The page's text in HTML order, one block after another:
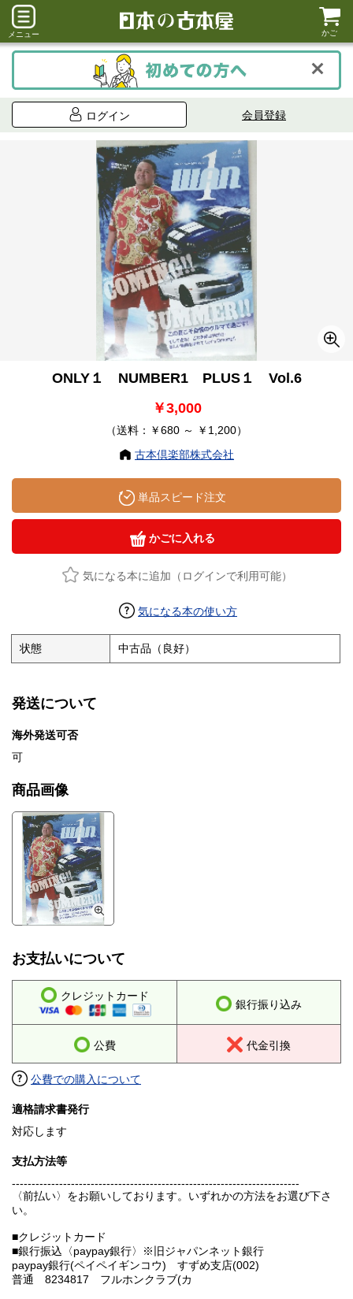
メニュー かご
ログイン 会員登録
ONLY１ NUMBER1 PLUS１ Vol.6
￥3,000
（送料：￥680 ～ ￥1,200）
古本倶楽部株式会社
単品スピード注文
かごに入れる
気になる本に追加（ログインで利用可能）
気になる本の使い方
状態 中古品（良好）
発送について
海外発送可否
可
商品画像
お支払いについて
クレジットカード
銀行振り込み
公費 代金引換
公費での購入について
適格請求書発行
対応します
支払方法等
-------------------------------------------------------------------------
〈前払い〉をお願いしております。いずれかの方法をお選び下さ
い。
■クレジットカード
■銀行振込〈paypay銀行〉※旧ジャパンネット銀行
paypay銀行(ペイペイギンコウ) すずめ支店(002)
普通 8234817 フルホンクラブ(カ